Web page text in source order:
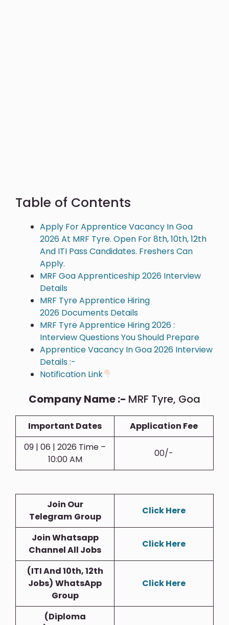
Table of Contents
Apply For Apprentice Vacancy In Goa
2026 At MRF Tyre. Open For 8th, 10th, 12th
And ITI Pass Candidates. Freshers Can
Apply.
MRF Goa Apprenticeship 2026 Interview
Details
MRF Tyre Apprentice Hiring
2026 Documents Details
MRF Tyre Apprentice Hiring 2026 :
Interview Questions You Should Prepare
Apprentice Vacancy In Goa 2026 Interview
Details :-
Notification Link
Company Name :- MRF Tyre, Goa
Important Dates
Application Fee
09 | 06 | 2026 Time –
10:00 AM
00/-
Join Our
Telegram Group
Click Here
Join Whatsapp
Channel All Jobs
Click Here
(ITI And 10th, 12th
Jobs) WhatsApp
Group
Click Here
(Diploma